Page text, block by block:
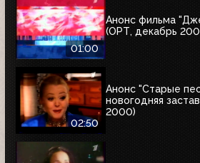
01:00
Анонс фильма
(ОРТ, декабрь
02:50
Анонс "Старые
новогодняя
2000)